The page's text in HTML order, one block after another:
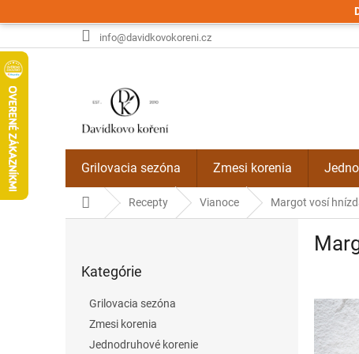
na
info@davidkovokoreni.cz
Grilovacia sezóna Zmesi korenia
DomovRecepty Vianoce Margot vosí
kategórie
Kategórie
Grilovacia sezóna
Zmesi korenia
Jednodruhové korenie